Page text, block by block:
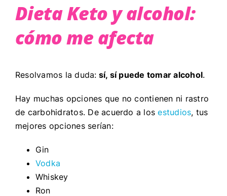
Dieta Keto y alcohol:
cómo me afecta
Resolvamos la duda: sí, sí puede tomar alcohol.
Hay muchas opciones que no contienen ni rastro
de carbohidratos. De acuerdo a losestudios, tus
mejores opciones serían:
Gin
Vodka
Whiskey
Ron